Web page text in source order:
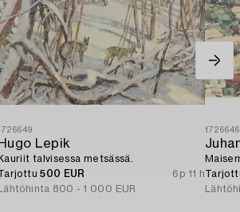
Hugo Lepik
Kauriit talvisessa metsässä.
500 EUR
6p 11 h
Lähtöhinta 800 - 1 000 EUR
1726646